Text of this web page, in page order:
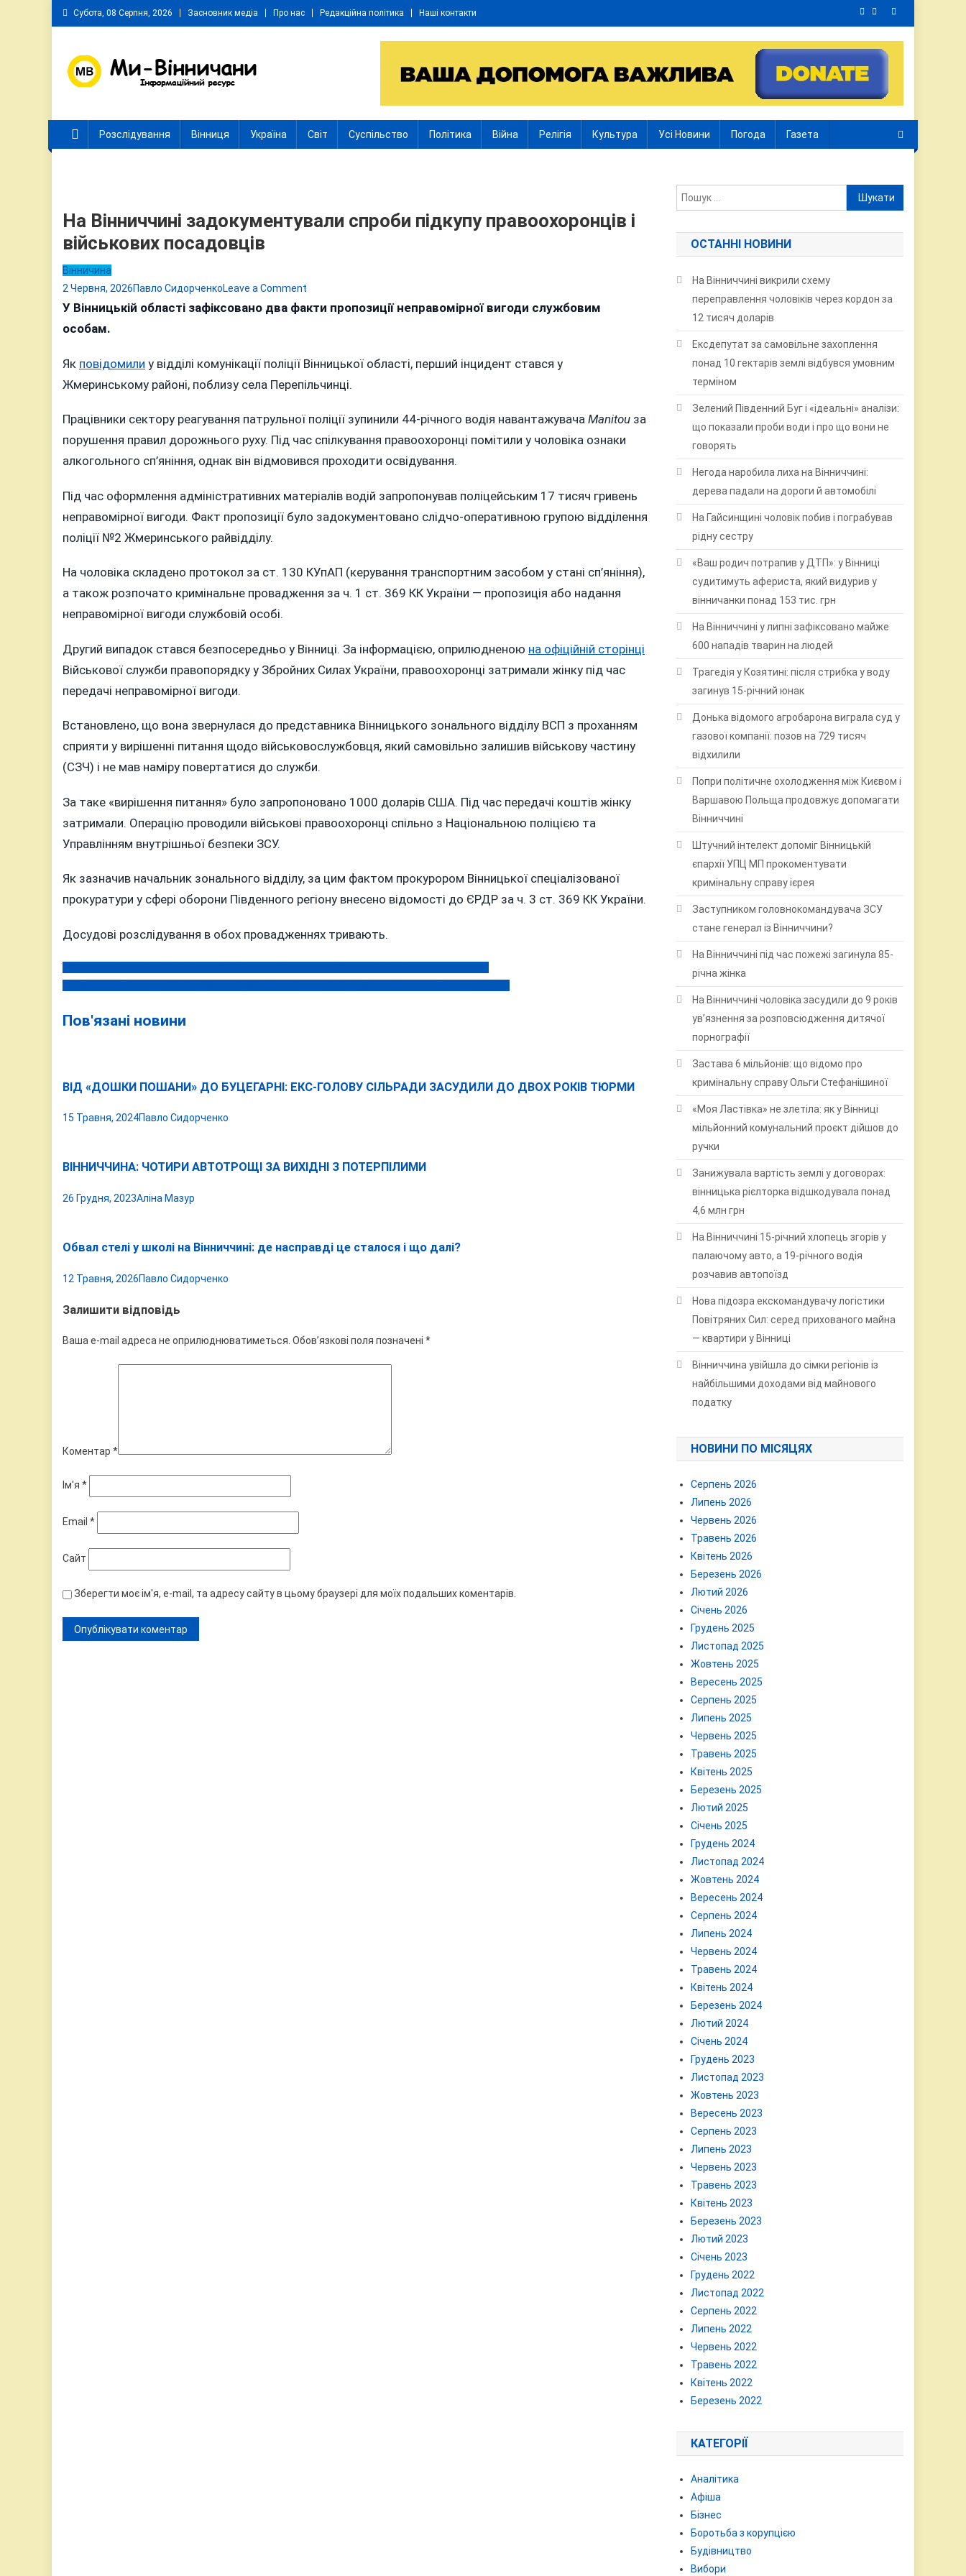
Skip
to
Субота, 08 Серпня, 2026 Засновник медіа Про нас Редакційна політика Наші контакти
Розслідування Вінниця Україна Світ Суспільство Політика Війна Релігія Культура Усі Новини Погода Газета
На Вінниччині задокументували спроби підкупу правоохоронців і
військових посадовців
Вінничина
2 Червня, 2026Павло СидорченкоLeave a Comment
На
спроби
посадовців
У Вінницькій області зафіксовано два факти пропозиції неправомірної вигоди службовим
особам.
Як повідомили у відділі комунікації поліції Вінницької області, перший інцидент стався у
Жмеринському районі, поблизу села Перепільчинці.
Працівники сектору реагування патрульної поліції зупинили 44-річного водія навантажувача Manitou за
порушення правил дорожнього руху. Під час спілкування правоохоронці помітили у чоловіка ознаки
алкогольного сп’яніння, однак він відмовився проходити освідування.
Під час оформлення адміністративних матеріалів водій запропонував поліцейським 17 тисяч гривень
неправомірної вигоди. Факт пропозиції було задокументовано слідчо-оперативною групою відділення
поліції №2 Жмеринського райвідділу.
На чоловіка складено протокол за ст. 130 КУпАП (керування транспортним засобом у стані сп’яніння),
а також розпочато кримінальне провадження за ч. 1 ст. 369 КК України — пропозиція або надання
неправомірної вигоди службовій особі.
Другий випадок стався безпосередньо у Вінниці. За інформацією, оприлюдненою на офіційній сторінці
Військової служби правопорядку у Збройних Силах України, правоохоронці затримали жінку під час
передачі неправомірної вигоди.
Встановлено, що вона звернулася до представника Вінницького зонального відділу ВСП з проханням
сприяти у вирішенні питання щодо військовослужбовця, який самовільно залишив військову частину
(СЗЧ) і не мав наміру повертатися до служби.
За таке «вирішення питання» було запропоновано 1000 доларів США. Під час передачі коштів жінку
затримали. Операцію проводили військові правоохоронці спільно з Національною поліцією та
Управлінням внутрішньої безпеки ЗСУ.
Як зазначив начальник зонального відділу, за цим фактом прокурором Вінницької спеціалізованої
прокуратури у сфері оборони Південного регіону внесено відомості до ЄРДР за ч. 3 ст. 369 КК України.
Досудові розслідування в обох провадженнях тривають.
Навігація
Пов'язані новини
ВІД «ДОШКИ ПОШАНИ» ДО БУЦЕГАРНІ: ЕКС-ГОЛОВУ СІЛЬРАДИ ЗАСУДИЛИ ДО ДВОХ РОКІВ ТЮРМИ
15 Травня, 2024Павло Сидорченко
ВІННИЧЧИНА: ЧОТИРИ АВТОТРОЩІ ЗА ВИХІДНІ З ПОТЕРПІЛИМИ
26 Грудня, 2023Аліна Мазур
Обвал стелі у школі на Вінниччині: де насправді це сталося і що далі?
12 Травня, 2026Павло Сидорченко
Залишити відповідь
Ваша e-mail адреса не оприлюднюватиметься. Обов’язкові поля позначені *
Коментар *
Ім'я *
Email *
Сайт
Зберегти моє ім'я, e-mail, та адресу сайту в цьому браузері для моїх подальших коментарів.
Пошук:
ОСТАННІ НОВИНИ
На Вінниччині викрили схему
переправлення чоловіків через кордон за
12 тисяч доларів
Ексдепутат за самовільне захоплення
понад 10 гектарів землі відбувся умовним
терміном
Зелений Південний Буг і «ідеальні» аналізи:
що показали проби води і про що вони не
говорять
Негода наробила лиха на Вінниччині:
дерева падали на дороги й автомобілі
На Гайсинщині чоловік побив і пограбував
рідну сестру
«Ваш родич потрапив у ДТП»: у Вінниці
судитимуть афериста, який видурив у
вінничанки понад 153 тис. грн
На Вінниччині у липні зафіксовано майже
600 нападів тварин на людей
Трагедія у Козятині: після стрибка у воду
загинув 15-річний юнак
Донька відомого агробарона виграла суд у
газової компанії: позов на 729 тисяч
відхилили
Попри політичне охолодження між Києвом і
Варшавою Польща продовжує допомагати
Вінниччині
Штучний інтелект допоміг Вінницькій
єпархії УПЦ МП прокоментувати
кримінальну справу ієрея
Заступником головнокомандувача ЗСУ
стане генерал із Вінниччини?
На Вінниччині під час пожежі загинула 85-
річна жінка
На Вінниччині чоловіка засудили до 9 років
ув’язнення за розповсюдження дитячої
порнографії
Застава 6 мільйонів: що відомо про
кримінальну справу Ольги Стефанішиної
«Моя Ластівка» не злетіла: як у Вінниці
мільйонний комунальний проєкт дійшов до
ручки
Занижувала вартість землі у договорах:
вінницька рієлторка відшкодувала понад
4,6 млн грн
На Вінниччині 15-річний хлопець згорів у
палаючому авто, а 19-річного водія
розчавив автопоїзд
Нова підозра екскомандувачу логістики
Повітряних Сил: серед прихованого майна
— квартири у Вінниці
Вінниччина увійшла до сімки регіонів із
найбільшими доходами від майнового
податку
НОВИНИ ПО МІСЯЦЯХ
Серпень 2026
Липень 2026
Червень 2026
Травень 2026
Квітень 2026
Березень 2026
Лютий 2026
Січень 2026
Грудень 2025
Листопад 2025
Жовтень 2025
Вересень 2025
Серпень 2025
Липень 2025
Червень 2025
Травень 2025
Квітень 2025
Березень 2025
Лютий 2025
Січень 2025
Грудень 2024
Листопад 2024
Жовтень 2024
Вересень 2024
Серпень 2024
Липень 2024
Червень 2024
Травень 2024
Квітень 2024
Березень 2024
Лютий 2024
Січень 2024
Грудень 2023
Листопад 2023
Жовтень 2023
Вересень 2023
Серпень 2023
Липень 2023
Червень 2023
Травень 2023
Квітень 2023
Березень 2023
Лютий 2023
Січень 2023
Грудень 2022
Листопад 2022
Серпень 2022
Липень 2022
Червень 2022
Травень 2022
Квітень 2022
Березень 2022
КАТЕГОРІЇ
Аналітика
Афіша
Бізнес
Боротьба з корупцією
Будівництво
Вибори